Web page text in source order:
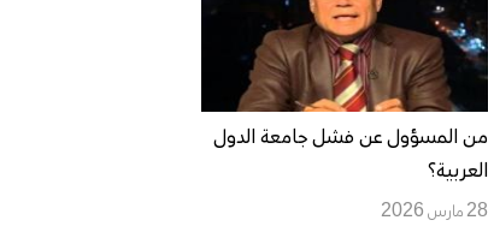
من المسؤول عن فشل جامعة الدول
العربية؟
28 مارس 2026